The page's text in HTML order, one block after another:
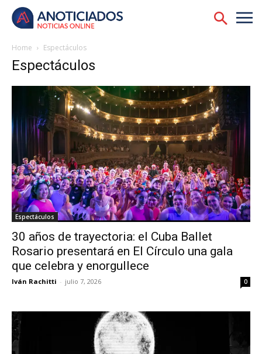
Home Espectáculos
Espectáculos
Espectáculos
30 años de trayectoria: el Cuba Ballet
Rosario presentará en El Círculo una gala
que celebra y enorgullece
Iván Rachitti - julio 7, 2026 0